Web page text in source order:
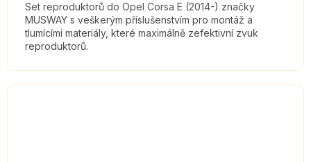
Set reproduktorů do Opel Corsa E (2014-) značky
MUSWAY s veškerým příslušenstvím pro montáž a
tlumícími materiály, které maximálně zefektivní zvuk
reproduktorů.